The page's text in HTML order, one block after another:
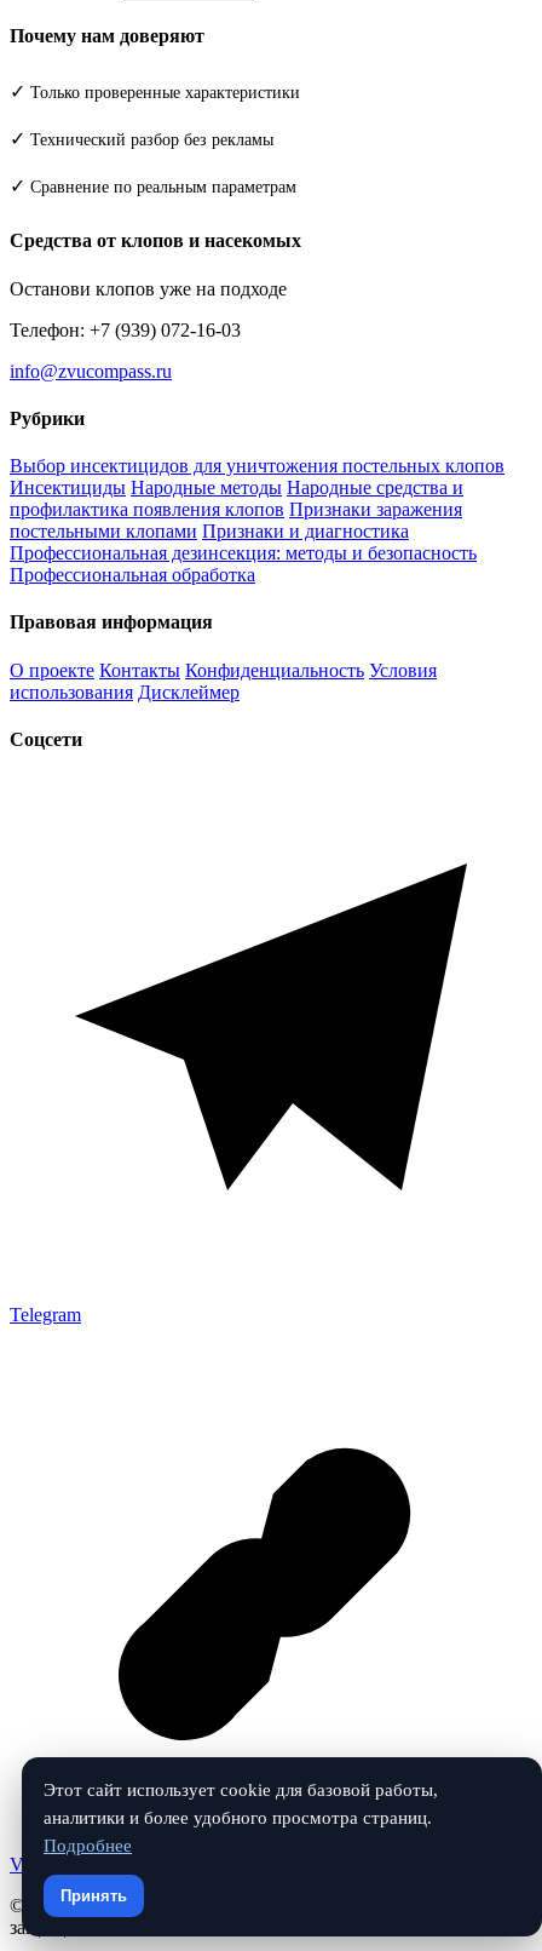
Почему нам доверяют
✓ Только проверенные характеристики
✓ Технический разбор без рекламы
✓ Сравнение по реальным параметрам
Средства от клопов и насекомых
Останови клопов уже на подходе
Телефон: +7 (939) 072-16-03
info@zvucompass.ru
Рубрики
Выбор инсектицидов для уничтожения постельных клопов
Инсектициды Народные методы Народные средства и
профилактика появления клопов Признаки заражения
постельными клопами Признаки и диагностика
Профессиональная дезинсекция: методы и безопасность
Профессиональная обработка
Правовая информация
О проекте Контакты Конфиденциальность Условия
использования Дисклеймер
Соцсети
Telegram
Vk
© 2026 Средства от клопов и насекомых. Все права
защищены.
Этот сайт использует cookie для базовой работы,
аналитики и более удобного просмотра страниц.
Подробнее
Принять